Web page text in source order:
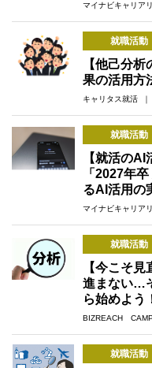
マイナビキャリア
就職活動
【他己分
果の活用方
キャリタス就活
就職活動
【就活のAI
「2027年
るAI活用の
マイナビキャリア
就職活動
【今こそ
進まない…
ら始めよう
BIZREACH
就職活動